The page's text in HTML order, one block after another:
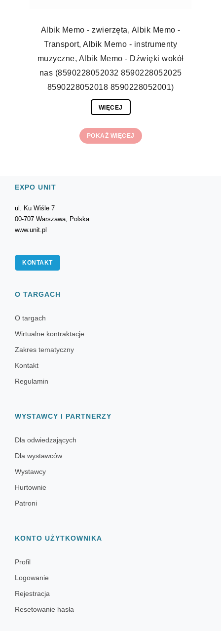
Albik Memo - zwierzęta, Albik Memo -
Transport, Albik Memo - instrumenty
muzyczne, Albik Memo - Dźwięki wokół
nas (8590228052032 8590228052025
8590228052018 8590228052001)
WIĘCEJ
POKAŻ WIĘCEJ
EXPO UNIT
ul. Ku Wiśle 7
00-707 Warszawa, Polska
www.unit.pl
KONTAKT
O TARGACH
O targach
Wirtualne kontraktacje
Zakres tematyczny
Kontakt
Regulamin
WYSTAWCY I PARTNERZY
Dla odwiedzających
Dla wystawców
Wystawcy
Hurtownie
Patroni
KONTO UŻYTKOWNIKA
Profil
Logowanie
Rejestracja
Resetowanie hasła